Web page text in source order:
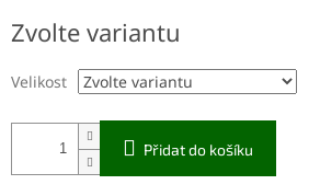
cena:
Zvolte variantu
Velikost
Přidat do košíku